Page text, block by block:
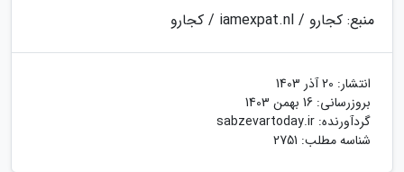
منبع: کجارو / iamexpat.nl / کجارو
انتشار: 20 آذر 1403
بروزرسانی: 16 بهمن 1403
گردآورنده: sabzevartoday.ir
شناسه مطلب: 2751